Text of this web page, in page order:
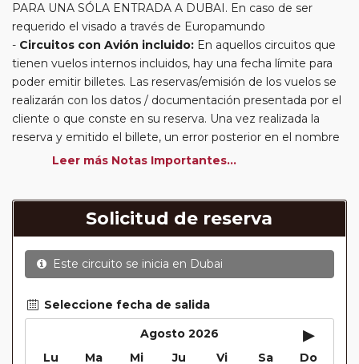
PARA UNA SÓLA ENTRADA A DUBAI. En caso de ser
requerido el visado a través de Europamundo
Circuitos con Avión incluido: En aquellos circuitos que
tienen vuelos internos incluidos, hay una fecha límite para
poder emitir billetes. Las reservas/emisión de los vuelos se
realizarán con los datos / documentación presentada por el
cliente o que conste en su reserva. Una vez realizada la
reserva y emitido el billete, un error posterior en el nombre
o un nombre incompleto, puede provocar la invalidez del
generados de cancelación y nueva emisión. Hacer una
reserva nueva puede implicar la posibilidad de no conseguir
plazas en los mismos vuelos previstos. Las compañías
aéreas se reservan el derecho de que un billete con un
pasaporte pueda ser motivo para denegar el embarque a
un viajero.
Circuitos con Avión / Tren incluidos:
Las compañías
aéreas aceptan facturar un bulto de un máximo 20 kg por
Leer más Notas Importantes...
Solicitud de reserva
Este circuito se inicia en Dubai
Seleccione fecha de salida
Agosto 2026
▸
Lu Ma Mi Ju Vi Sa Do